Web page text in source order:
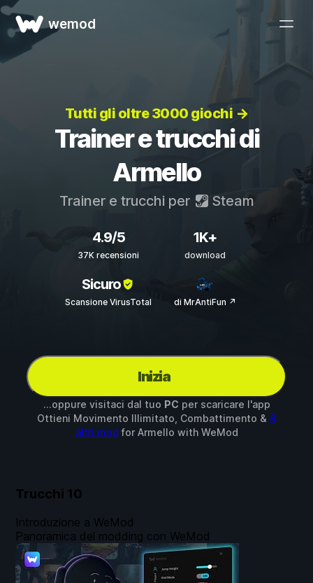
wemod
Tutti gli oltre 3000 giochi →
Trainer e trucchi di
Armello
Trainer e trucchi per Steam
4.9/5
37K recensioni
1K+
download
Sicuro
Scansione VirusTotal di MrAntiFun ↗
Inizia
...oppure visitaci dal tuo PC per scaricare l'app
Ottieni Movimento Illimitato, Combattimento & 8
altri mod for Armello with WeMod
Trucchi 10
Introduzione a WeMod
Panoramica del modding con WeMod